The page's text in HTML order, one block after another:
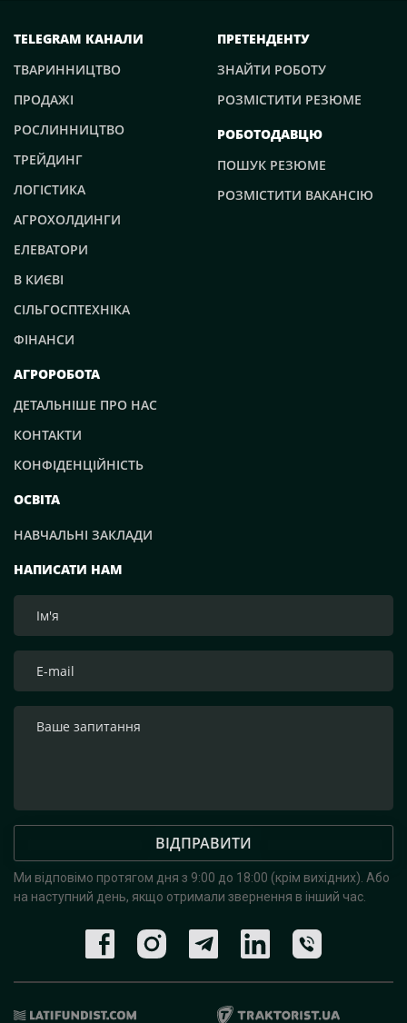
НАПИСАТИ НАМ
ВІДПРАВИТИ
Ми відповімо протягом дня з 9:00 до 18:00 (крім вихідних). Або
на наступний день, якщо отримали звернення в інший час.
TELEGRAM КАНАЛИ
ТВАРИННИЦТВО
ПРОДАЖІ
РОСЛИННИЦТВО
ТРЕЙДИНГ
ЛОГІСТИКА
АГРОХОЛДИНГИ
ЕЛЕВАТОРИ
В КИЄВІ
СІЛЬГОСПТЕХНІКА
ФІНАНСИ
ПРЕТЕНДЕНТУ
ЗНАЙТИ РОБОТУ
РОЗМІСТИТИ РЕЗЮМЕ
РОБОТОДАВЦЮ
ПОШУК РЕЗЮМЕ
РОЗМІСТИТИ ВАКАНСІЮ
АГРОРОБОТА
ДЕТАЛЬНІШЕ ПРО НАС
КОНТАКТИ
КОНФІДЕНЦІЙНІСТЬ
ОСВІТА
НАВЧАЛЬНІ ЗАКЛАДИ